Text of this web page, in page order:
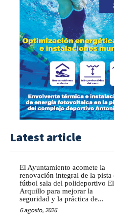
Latest article
El Ayuntamiento acomete la
renovación integral de la pista
fútbol sala del polideportivo El
Arquillo para mejorar la
seguridad y la práctica de...
6 agosto, 2026